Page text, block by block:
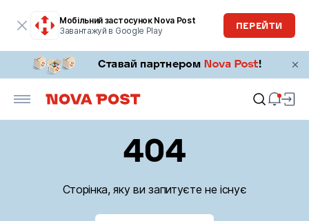
Мобільний застосунок Nova Post
Завантажуй в Google Play
ПЕРЕЙТИ
404
Сторінка, яку ви запитуєте не існує